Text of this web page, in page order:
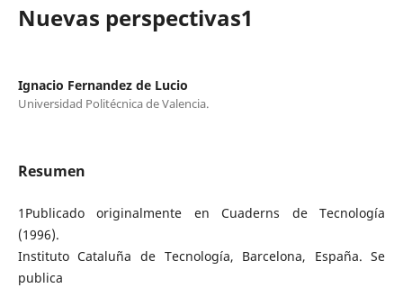
Nuevas perspectivas1
Ignacio Fernandez de Lucio
Universidad Politécnica de Valencia.
Resumen
1Publicado originalmente en Cuaderns de Tecnología
(1996).
Instituto Cataluña de Tecnología, Barcelona, España. Se
publica